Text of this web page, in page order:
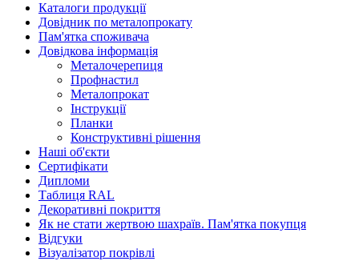
Каталоги продукції
Довідник по металопрокату
Пам'ятка споживача
Довідкова інформація
Металочерепиця
Профнастил
Металопрокат
Інструкції
Планки
Конструктивні рішення
Наші об'єкти
Сертифікати
Дипломи
Таблиця RAL
Декоративні покриття
Як не стати жертвою шахраїв. Пам'ятка покупця
Відгуки
Візуалізатор покрівлі